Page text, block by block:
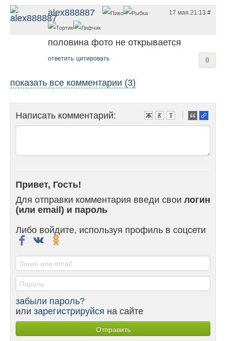
alex888887 17 мая 21:13 #
половина фото не открывается
0
ответить цитировать
показать все комментарии (3)
Написать комментарий:
-
-
-
-
-
Привет, Гость!
Для отправки комментария введи свои логин
(или email) и пароль
Либо войдите, используя профиль в соцсети
забыли пароль?
или зарегистрируйся на сайте